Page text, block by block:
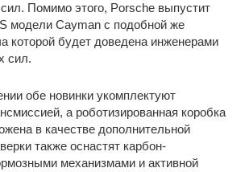
Помимо этого, Porsche выпустит
модели Cayman с подобной же
которой будет доведена инженерами
сил.
обе новинки укомплектуют
а роботизированная коробка
в качестве дополнительной
также оснастят карбон-
механизмами и активной